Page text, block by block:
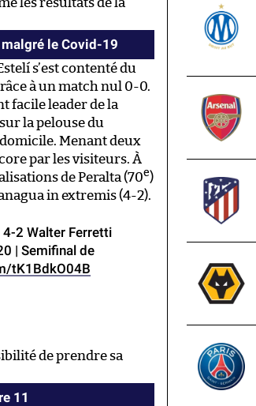
le Covid-19
s’est contenté du
à un match nul 0-0.
facile leader de la
la pelouse du
Menant deux
par les visiteurs. À
de Peralta (70e)
in extremis (4-2).
4-2 Walter Ferretti
| Semifinal de
tK1BdkO04B
de prendre sa
11